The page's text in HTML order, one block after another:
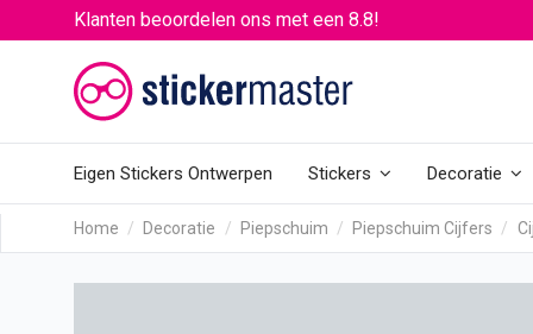
Klanten beoordelen ons met een 8.8!
Eigen Stickers Ontwerpen Stickers Decoratie
Home Decoratie Piepschuim Piepschuim Cijfers